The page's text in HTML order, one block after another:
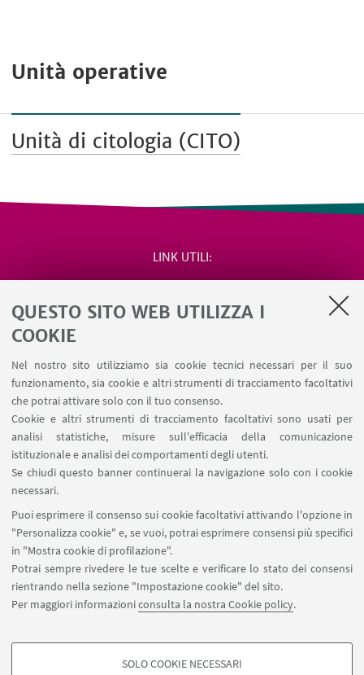
QUESTO SITO WEB UTILIZZA I
COOKIE
Nel nostro sito utilizziamo sia cookie tecnici necessari per il suo
funzionamento, sia cookie e altri strumenti di tracciamento facoltativi
che potrai attivare solo con il tuo consenso.
Cookie e altri strumenti di tracciamento facoltativi sono usati per
analisi statistiche, misure sull'efficacia della comunicazione
istituzionale e analisi dei comportamenti degli utenti.
Se chiudi questo banner continuerai la navigazione solo con i cookie
necessari.
Puoi esprimere il consenso sui cookie facoltativi attivando l'opzione in
"Personalizza cookie" e, se vuoi, potrai esprimere consensi più specifici
in "Mostra cookie di profilazione".
Potrai sempre rivedere le tue scelte e verificare lo stato dei consensi
rientrando nella sezione "Impostazione cookie" del sito.
Per maggiori informazioniconsulta la nostra Cookie policy.
SOLO COOKIE NECESSARI
Unità operative
Unità di citologia (CITO)
LINK UTILI
Salute e sicurezza
Missioni web
Ministero della Salute – EFSA Focal Point
SEGUI IL DIPARTIMENTO SU:
SEGUI UNIBO SU:
APP: